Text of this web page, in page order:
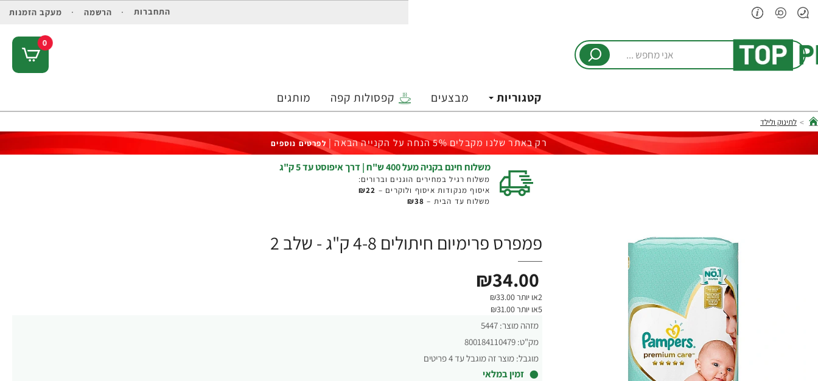
התחברות הרשמה מעקב הזמנות
מחפש
0
קטגוריות מבצעים קפסולות קפה מותגים
home
לתינוק ולילד
רק באתר שלנו מקבלים 5% הנחה על הקנייה הבאה | לפרטים נוספים
משלוח חינם בקניה מעל 400 ש"ח | דרך איפוסט עד 5 ק"ג
משלוח רגיל במחירים הוגנים וברורים:
איסוף מנקודות איסוף ולוקרים – ₪22
משלוח עד הבית – ₪38
פמפרס פרימיום חיתולים 4-8 ק"ג - שלב 2
מזהה מוצר: 5447
מק"ט: 800184110479
מוגבל: מוצר זה מוגבל עד 4 פריטים
זמין במלאי
₪34.00
2או יותר ₪33.00
5או יותר ₪31.00